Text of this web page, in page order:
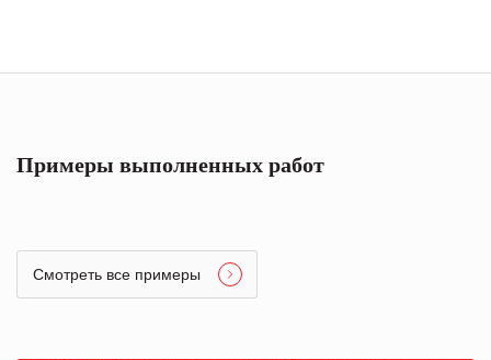
Примеры выполненных работ
Смотреть все примеры